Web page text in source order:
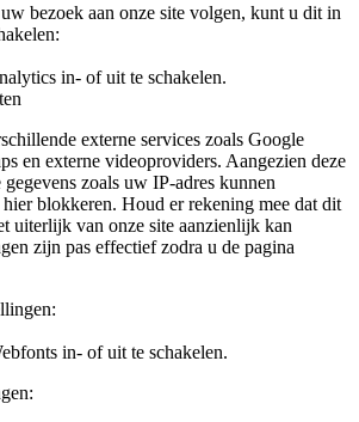
bezoek aan onze site volgen, kunt u dit in
in- of uit te schakelen.
externe services zoals Google
en externe videoproviders. Aangezien deze
zoals uw IP-adres kunnen
blokkeren. Houd er rekening mee dat dit
uiterlijk van onze site aanzienlijk kan
zijn pas effectief zodra u de pagina
in- of uit te schakelen.